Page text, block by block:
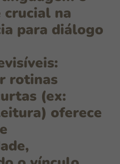
crucial na
para diálogo
rotinas
(ex:
oferece